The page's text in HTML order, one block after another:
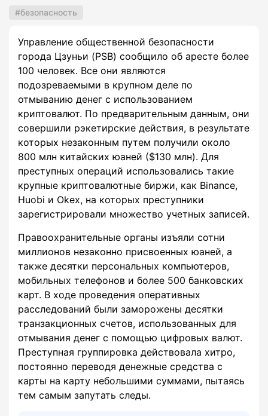
безопасность
Управление общественной безопасности
города Цзуньи (PSB) сообщило об аресте более
100 человек. Все они являются
подозреваемыми в крупном деле по
отмыванию денег с использованием
криптовалют. По предварительным данным, они
совершили рэкетирские действия, в результате
которых незаконным путем получили около
800 млн китайских юаней ($130 млн). Для
преступных операций использовались такие
крупные криптовалютные биржи, как Binance,
Huobi и Okex, на которых преступники
зарегистрировали множество учетных записей.
Правоохранительные органы изъяли сотни
миллионов незаконно присвоенных юаней, а
также десятки персональных компьютеров,
мобильных телефонов и более 500 банковских
карт. В ходе проведения оперативных
расследований были заморожены десятки
транзакционных счетов, использованных для
отмывания денег с помощью цифровых валют.
Преступная группировка действовала хитро,
постоянно переводя денежные средства с
карты на карту небольшими суммами, пытаясь
тем самым запутать следы.